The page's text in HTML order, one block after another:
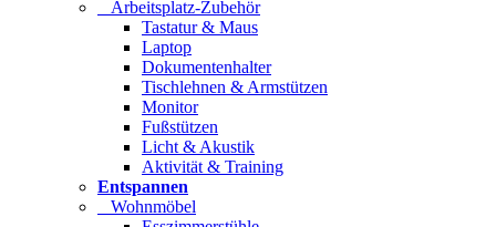
Arbeitsplatz-Zubehör
Tastatur & Maus
Laptop
Dokumentenhalter
Tischlehnen & Armstützen
Monitor
Fußstützen
Licht & Akustik
Aktivität & Training
Entspannen
Wohnmöbel